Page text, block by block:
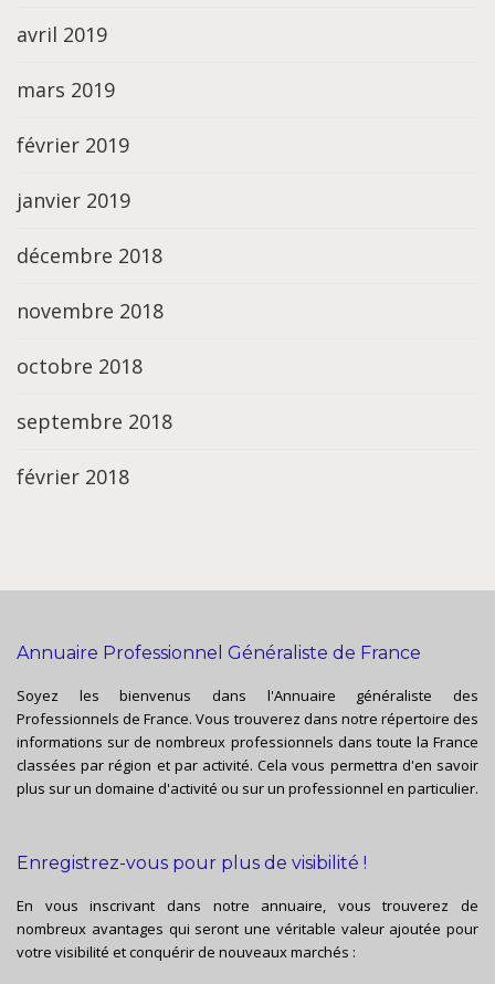
avril 2019
mars 2019
février 2019
janvier 2019
décembre 2018
novembre 2018
octobre 2018
septembre 2018
février 2018
Annuaire Professionnel Généraliste de France
Soyez les bienvenus dans l'Annuaire généraliste des
Professionnels de France. Vous trouverez dans notre répertoire des
informations sur de nombreux professionnels dans toute la France
classées par région et par activité. Cela vous permettra d'en savoir
plus sur un domaine d'activité ou sur un professionnel en particulier.
Enregistrez-vous pour plus de visibilité !
En vous inscrivant dans notre annuaire, vous trouverez de
nombreux avantages qui seront une véritable valeur ajoutée pour
votre visibilité et conquérir de nouveaux marchés :